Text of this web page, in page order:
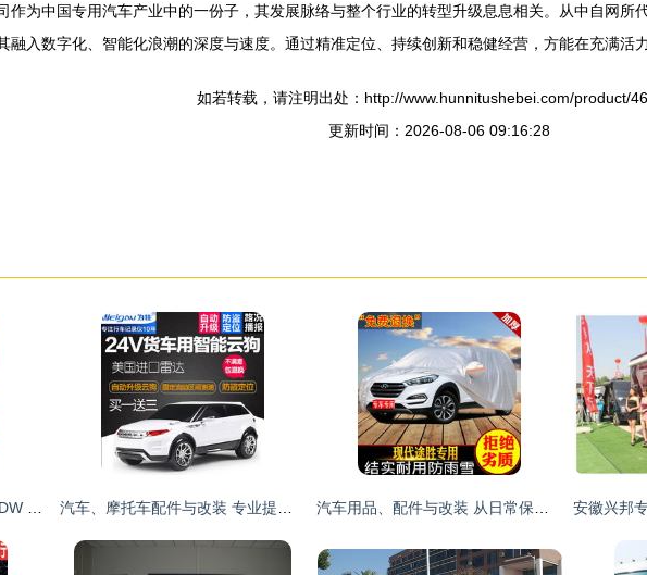
作为中国专用汽车产业中的一份子，其发展脉络与整个行业的转型升级息息相关。从中自网
融入数字化、智能化浪潮的深度与速度。通过精准定位、持续创新和稳健经营，方能在充满活
如若转载，请注明出处：http://www.hunnitushebei.com/product/
更新时间：2026-08-06 09:16:28